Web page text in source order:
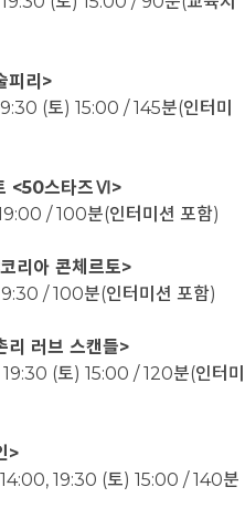
피리>
(토) 15:00 / 145분(인터미
<50스타즈Ⅵ>
/ 100분(인터미션 포함)
리아 콘체르토>
/ 100분(인터미션 포함)
리 러브 스캔들>
(토) 15:00 / 120분(인터미
>
19:30 (토) 15:00 / 140분